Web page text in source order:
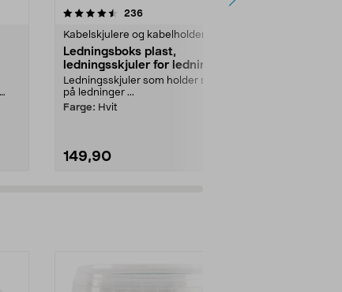
236anmeldelser
Kabelskjulere og kabelholdere
Ledningsboks plast,
ledningsskjuler for ledninger
og grenuttak
Ledningsskjuler som holder styr
på ledninger ...
Farge: Hvit
149,90
4.5 av 5 stjerner